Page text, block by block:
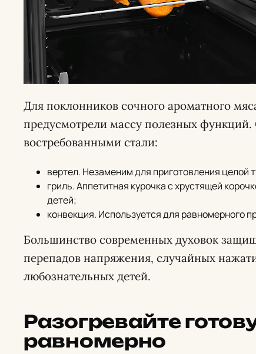
Для поклонников сочного ароматного
предусмотрели массу полезных
востребованными стали:
вертел. Незаменим для приготовления целой
гриль. Аппетитная курочка с хрустящей
детей;
конвекция. Используется для равномерного
Большинство современных духовок
перепадов напряжения, случайных
любознательных детей.
Разогревайте
равномерно